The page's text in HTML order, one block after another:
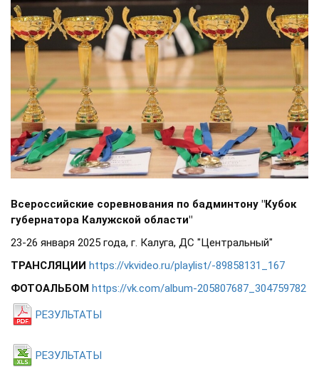
Всероссийские соревнования по бадминтону "Кубок
губернатора Калужской области"
23-26 января 2025 года, г. Калуга, ДС "Центральный"
ТРАНСЛЯЦИИ https://vkvideo.ru/playlist/-89858131_167
ФОТОАЛЬБОМ https://vk.com/album-205807687_304759782
РЕЗУЛЬТАТЫ
РЕЗУЛЬТАТЫ